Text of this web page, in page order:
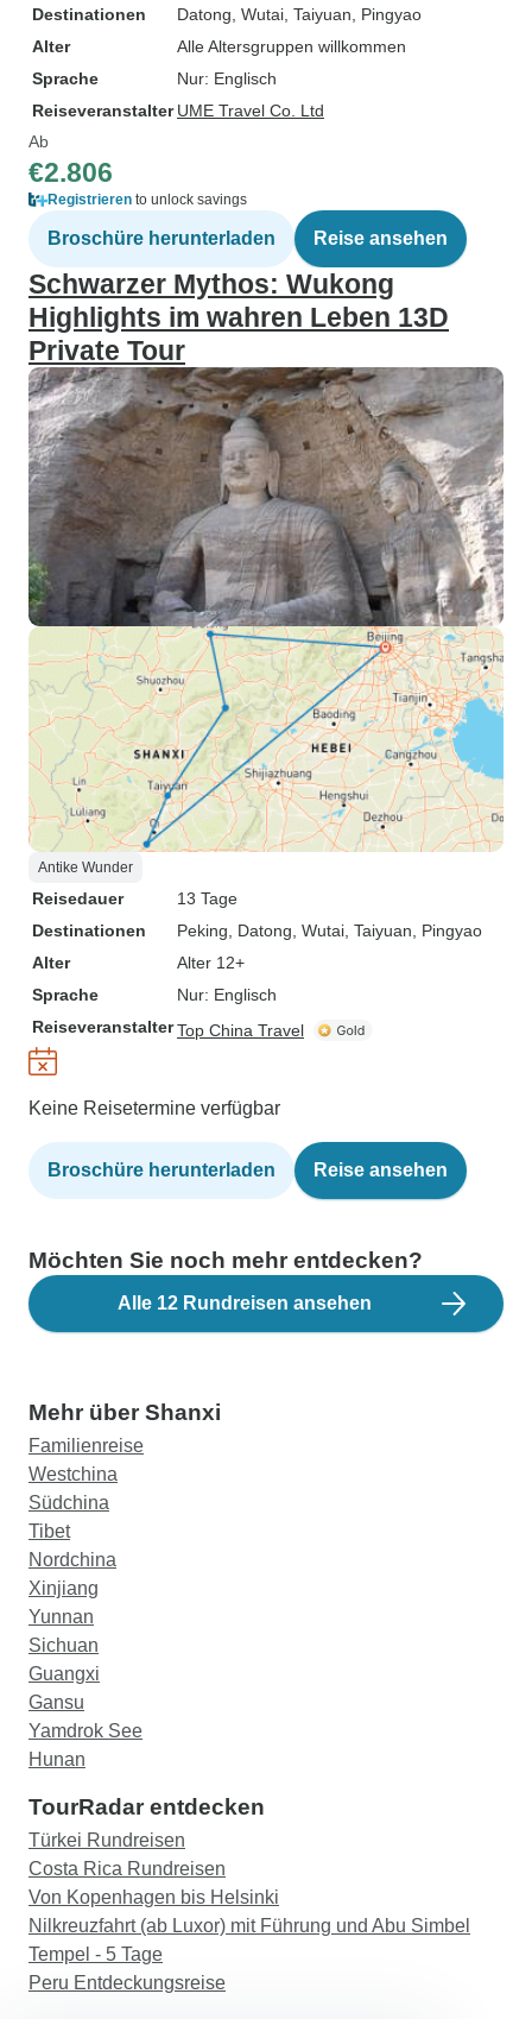
Destinationen
Datong , Wutai , Taiyuan , Pingyao
Alter
Alle Altersgruppen willkommen
Sprache
Nur: Englisch
Reiseveranstalter UME Travel Co. Ltd
Ab
€2.806
Registrieren to unlock savings
Broschüre herunterladen Reise ansehen
Schwarzer Mythos: Wukong
Highlights im wahren Leben 13D
Private Tour
Antike Wunder
Reisedauer
13 Tage
Destinationen
Peking , Datong , Wutai , Taiyuan , Pingyao
Alter
Alter 12+
Sprache
Nur: Englisch
ReiseveranstalterTop China Travel
Keine Reisetermine verfügbar
Broschüre herunterladen Reise ansehen
Möchten Sie noch mehr entdecken?
Alle 12 Rundreisen ansehen
Mehr über Shanxi
Familienreise
Westchina
Südchina
Tibet
Nordchina
Xinjiang
Yunnan
Sichuan
Guangxi
Gansu
Yamdrok See
Hunan
TourRadar entdecken
Türkei Rundreisen
Costa Rica Rundreisen
Von Kopenhagen bis Helsinki
Nilkreuzfahrt (ab Luxor) mit Führung und Abu Simbel
Tempel - 5 Tage
Peru Entdeckungsreise